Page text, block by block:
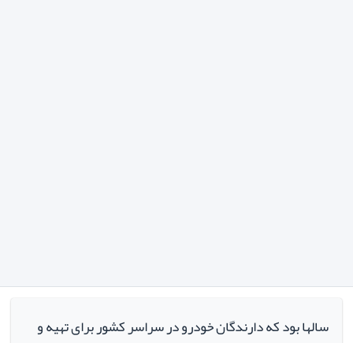
سالها بود که دارندگان خودرو در سراسر کشور برای تهیه و